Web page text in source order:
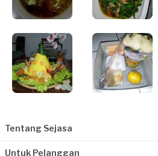
Tentang Sejasa
Untuk Pelanggan